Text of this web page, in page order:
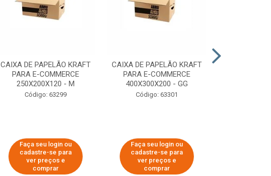
CAIXA DE PAPELÃO KRAFT
PARA E-COMMERCE
250X200X120 - M
Código: 63299
Faça seu login ou
cadastre-se para
ver preços e
comprar
CAIXA DE PAPELÃO KRAFT
PARA E-COMMERCE
400X300X200 - GG
Código: 63301
Faça seu login ou
cadastre-se para
ver preços e
comprar